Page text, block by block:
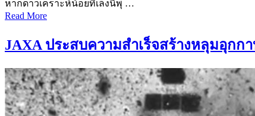
หากดาวเคราะห์น้อยที่เล็งนี้พุ …
Read More
JAXA ประสบความสำเร็จสร้างหลุมอุกก